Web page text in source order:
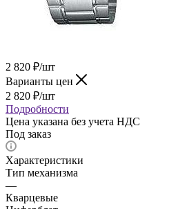
2 820 ₽/шт
Варианты цен
2 820 ₽/шт
Подробности
Цена указана без учета НДС
Под заказ
Характеристики
Тип механизма
—
Кварцевые